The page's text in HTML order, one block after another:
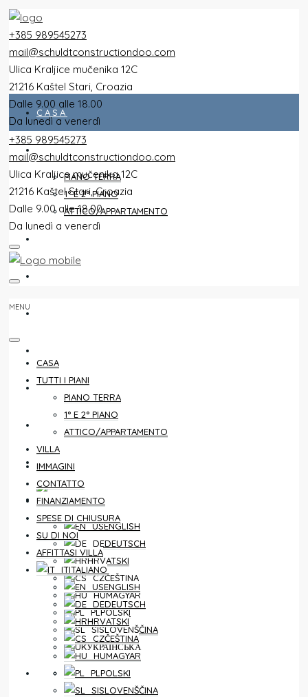
+385 989545273
mail@schuldtconstructiondoo.com
Ulica Kraljice mučenika 12C
21216 Kaštel Stari, Croazia
Dalle 9.00 alle 18.00
Da lunedì a venerdì
CASA
PIANO TERRA
1° E 2° PIANO
ATTICO/APPARTAMENTO
SPESE DI CHIUSURA
AFFITTASI VILLA
ITALIANO
ENGLISH
DEUTSCH
HRVATSKI
ČEŠTINA
MAGYAR
POLSKI
SLOVENŠČINA
УКРАЇНСЬКА
PREFERITI0
+385 989545273
mail@schuldtconstructiondoo.com
Ulica Kraljice mučenika 12C
21216 Kaštel Stari, Croazia
Dalle 9.00 alle 18.00
Da lunedì a venerdì
MENU
CASA
TUTTI I PIANI
PIANO TERRA
1° E 2° PIANO
ATTICO/APPARTAMENTO
VILLA
IMMAGINI
CONTATTO
FINANZIAMENTO
SPESE DI CHIUSURA
SU DI NOI
AFFITTASI VILLA
ITALIANO
ENGLISH
DEUTSCH
HRVATSKI
ČEŠTINA
MAGYAR
POLSKI
SLOVENŠČINA